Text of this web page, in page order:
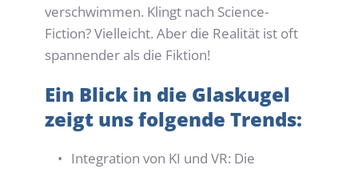
verschwimmen. Klingt nach Science-
Fiction? Vielleicht. Aber die Realität ist oft
spannender als die Fiktion!
Ein Blick in die Glaskugel
zeigt uns folgende Trends:
Integration von KI und VR: Die